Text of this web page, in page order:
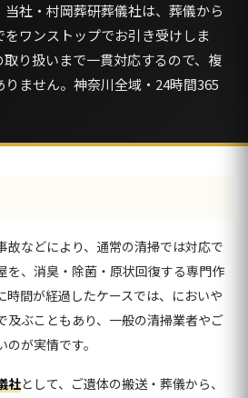
社・村岡葬研葬儀社は、葬儀から
ワンストップでお引き受けしま
り扱いまで一貫対応するので、複
ません。神奈川全域・24時間365
故などにより、通常の清掃では対応で
を、消臭・除菌・原状回復する専門作
時間が経過したケースでは、においや
及ぶこともあり、一般の清掃業者やご
が実情です。
社として、ご遺体の搬送・葬儀から、